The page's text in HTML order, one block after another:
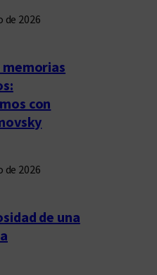
de 2026
memorias
con
de 2026
de una